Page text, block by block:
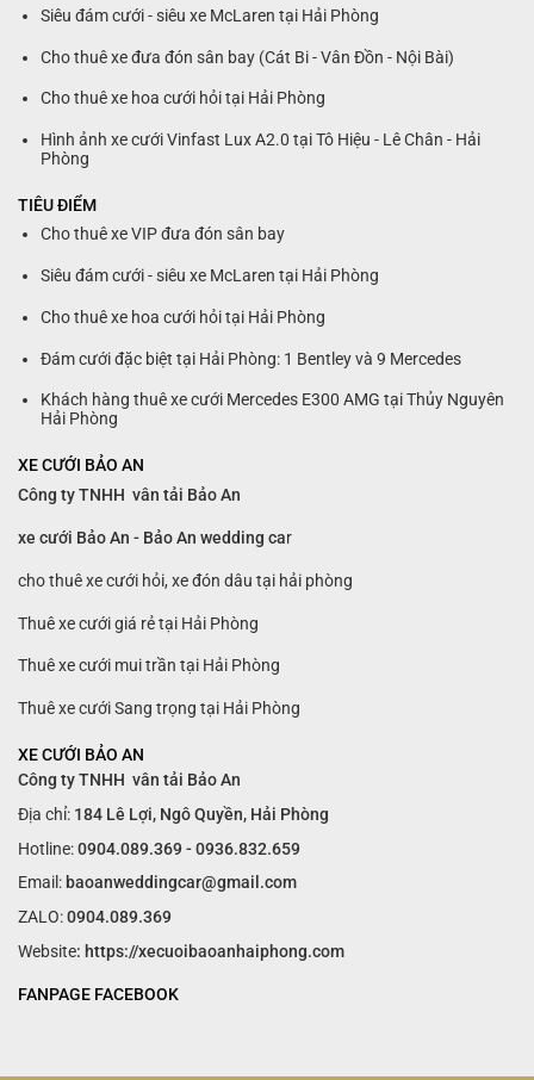
Siêu đám cưới - siêu xe McLaren tại Hải Phòng
Cho thuê xe đưa đón sân bay (Cát Bi - Vân Đồn - Nội Bài)
Cho thuê xe hoa cưới hỏi tại Hải Phòng
Hình ảnh xe cưới Vinfast Lux A2.0 tại Tô Hiệu - Lê Chân - Hải
Phòng
TIÊU ĐIỂM
Cho thuê xe VIP đưa đón sân bay
Siêu đám cưới - siêu xe McLaren tại Hải Phòng
Cho thuê xe hoa cưới hỏi tại Hải Phòng
Đám cưới đặc biệt tại Hải Phòng: 1 Bentley và 9 Mercedes
Khách hàng thuê xe cưới Mercedes E300 AMG tại Thủy Nguyên
Hải Phòng
XE CƯỚI BẢO AN
Công ty TNHH vân tải Bảo An
xe cưới Bảo An - Bảo An wedding car
cho thuê xe cưới hỏi, xe đón dâu tại hải phòng
Thuê xe cưới giá rẻ tại Hải Phòng
Thuê xe cưới mui trần tại Hải Phòng
Thuê xe cưới Sang trọng tại Hải Phòng
XE CƯỚI BẢO AN
Công ty TNHH vân tải Bảo An
Địa chỉ: 184 Lê Lợi, Ngô Quyền, Hải Phòng
Hotline:0904.089.369 - 0936.832.659
Email:baoanweddingcar@gmail.com
ZALO:0904.089.369
Website: https://xecuoibaoanhaiphong.com
FANPAGE FACEBOOK